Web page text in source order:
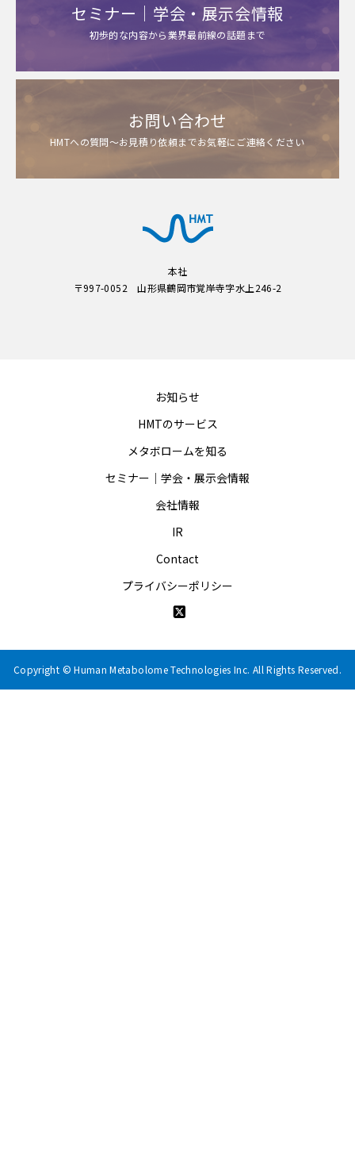
セミナー｜学会・展示会情報
初歩的な内容から業界最前線の話題まで
お問い合わせ
HMTへの質問～お見積り依頼までお気軽にご連絡ください
本社
〒997-0052 山形県鶴岡市覚岸寺字水上246-2
お知らせ
HMTのサービス
メタボロームを知る
セミナー｜学会・展示会情報
会社情報
IR
Contact
プライバシーポリシー
Copyright © Human Metabolome Technologies Inc. All Rights Reserved.